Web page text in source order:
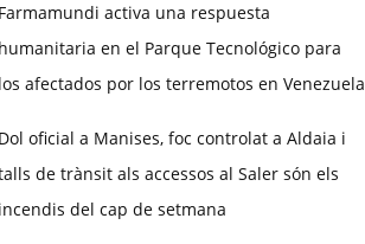
Farmamundi activa una respuesta
humanitaria en el Parque Tecnológico para
los afectados por los terremotos en Venezuela
Dol oficial a Manises, foc controlat a Aldaia i
de trànsit als accessos al Saler són els
incendis del cap de setmana